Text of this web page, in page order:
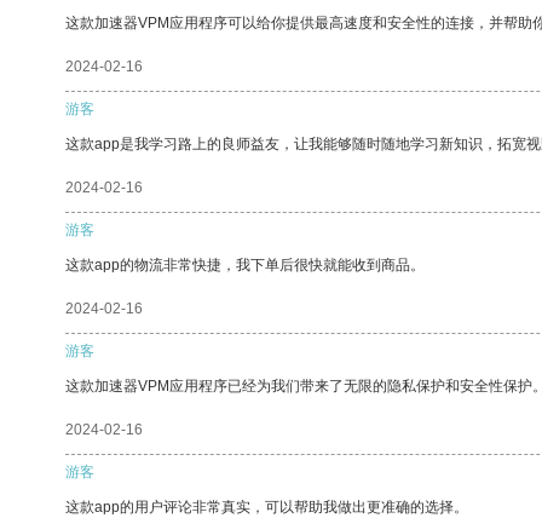
这款加速器VPM应用程序可以给你提供最高速度和安全性的连接，并帮助
2024-02-16
游客
这款app是我学习路上的良师益友，让我能够随时随地学习新知识，拓宽
2024-02-16
游客
这款app的物流非常快捷，我下单后很快就能收到商品。
2024-02-16
游客
这款加速器VPM应用程序已经为我们带来了无限的隐私保护和安全性保护
2024-02-16
游客
这款app的用户评论非常真实，可以帮助我做出更准确的选择。